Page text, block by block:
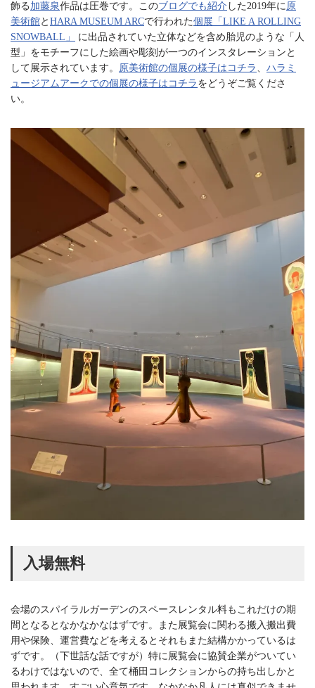
飾る 加藤泉作品は圧巻です。このブログでも紹介 した2019年に原
美術館と HARA MUSEUM ARCで行われた個展「LIKE A ROLLING
SNOWBALL」
に出品されていた立体などを含め胎児のような「人
型」をモチーフにした絵画や彫刻が一つのインスタレーションと
して展示されています。 原美術館の個展の様子はコチラ 、 ハラミ
ュージアムアークでの個展の様子はコチラ をどうぞご覧くださ
い。
入場無料
会場のスパイラルガーデンのスペースレンタル料もこれだけの期
間となるとなかなかなはずです。また展覧会に関わる搬入搬出費
用や保険、運営費などを考えるとそれもまた結構かかっているは
ずです。（下世話な話ですが）特に展覧会に協賛企業がついてい
るわけではないので、全て桶田コレクションからの持ち出しかと